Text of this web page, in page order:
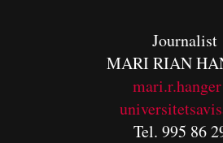
Journalist
MARI RIAN
Tel. 995 86